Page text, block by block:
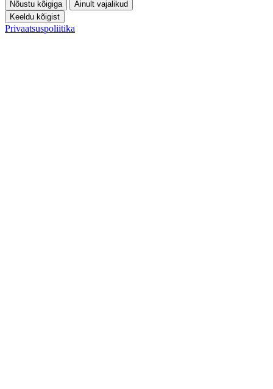
Nõustu kõigiga
Ainult vajalikud
Keeldu kõigist
Privaatsuspoliitika